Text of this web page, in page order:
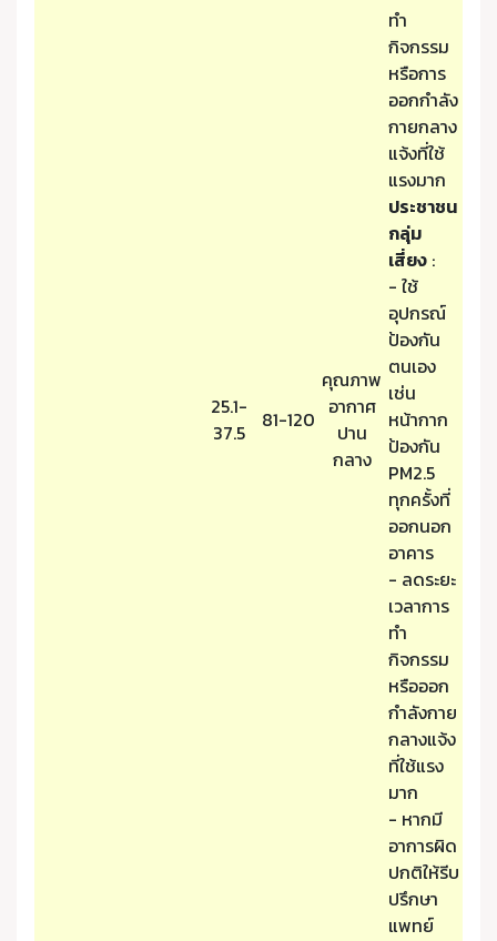
25.1-
37.5
81-120
คุณภาพ
อากาศ
ปาน
กลาง
ทำ
กิจกรรม
หรือการ
ออกกำลัง
กายกลาง
แจ้งที่ใช้
แรงมาก
ประชาชน
กลุ่ม
เสี่ยง :
- ใช้
อุปกรณ์
ป้องกัน
ตนเอง
เช่น
หน้ากาก
ป้องกัน
PM2.5
ทุกครั้งที่
ออกนอก
อาคาร
- ลดระยะ
เวลาการ
ทำ
กิจกรรม
หรือออก
กำลังกาย
กลางแจ้ง
ที่ใช้แรง
มาก
- หากมี
อาการผิด
ปกติให้รีบ
ปรึกษา
แพทย์